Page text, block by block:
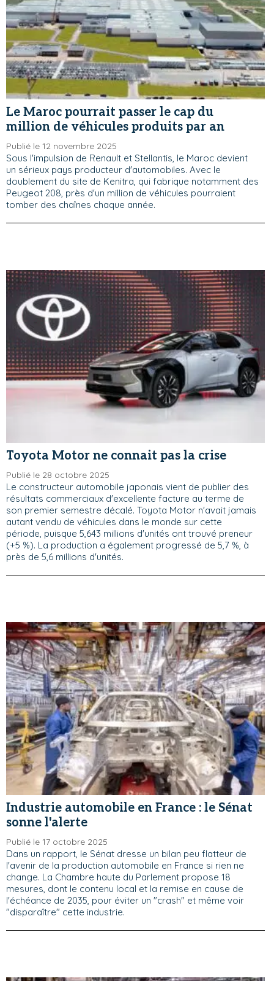
Le Maroc pourrait passer le cap du
million de véhicules produits par an
Publié le 12 novembre 2025
Sous l'impulsion de Renault et Stellantis, le Maroc devient
un sérieux pays producteur d'automobiles. Avec le
doublement du site de Kenitra, qui fabrique notamment des
Peugeot 208, près d'un million de véhicules pourraient
tomber des chaînes chaque année.
Toyota Motor ne connait pas la crise
Publié le 28 octobre 2025
Le constructeur automobile japonais vient de publier des
résultats commerciaux d'excellente facture au terme de
son premier semestre décalé. Toyota Motor n'avait jamais
autant vendu de véhicules dans le monde sur cette
période, puisque 5,643 millions d'unités ont trouvé preneur
(+5 %). La production a également progressé de 5,7 %, à
près de 5,6 millions d'unités.
Industrie automobile en France : le Sénat
sonne l'alerte
Publié le 17 octobre 2025
Dans un rapport, le Sénat dresse un bilan peu flatteur de
l'avenir de la production automobile en France si rien ne
change. La Chambre haute du Parlement propose 18
mesures, dont le contenu local et la remise en cause de
l'échéance de 2035, pour éviter un "crash" et même voir
"disparaître" cette industrie.